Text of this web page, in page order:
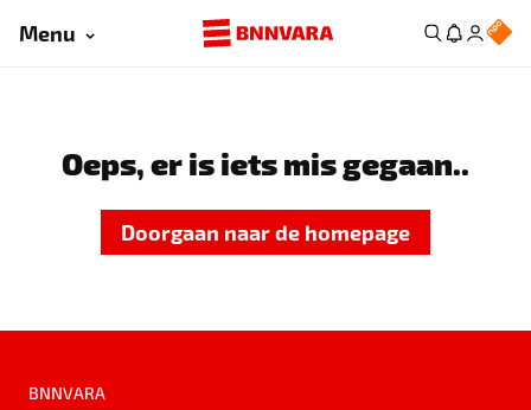
Menu
Oeps, er is iets mis gegaan..
Doorgaan naar de homepage
BNNVARA